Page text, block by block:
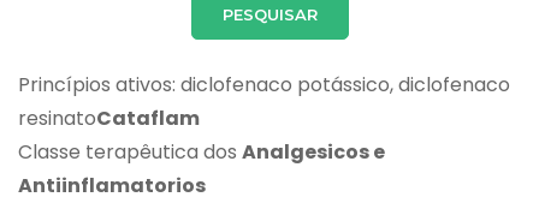
Princípios ativos: diclofenaco potássico, diclofenaco
resinatoCataflam
Classe terapêutica dos Analgesicos e
Antiinflamatorios